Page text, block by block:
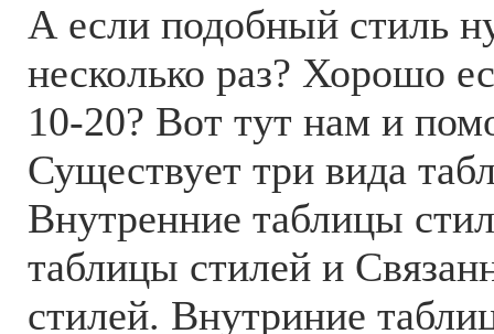
А если подобный стиль
несколько раз? Хорошо
10-20? Вот тут нам и
Существует три вида
Внутренние таблицы
таблицы стилей и
стилей. Внутриние